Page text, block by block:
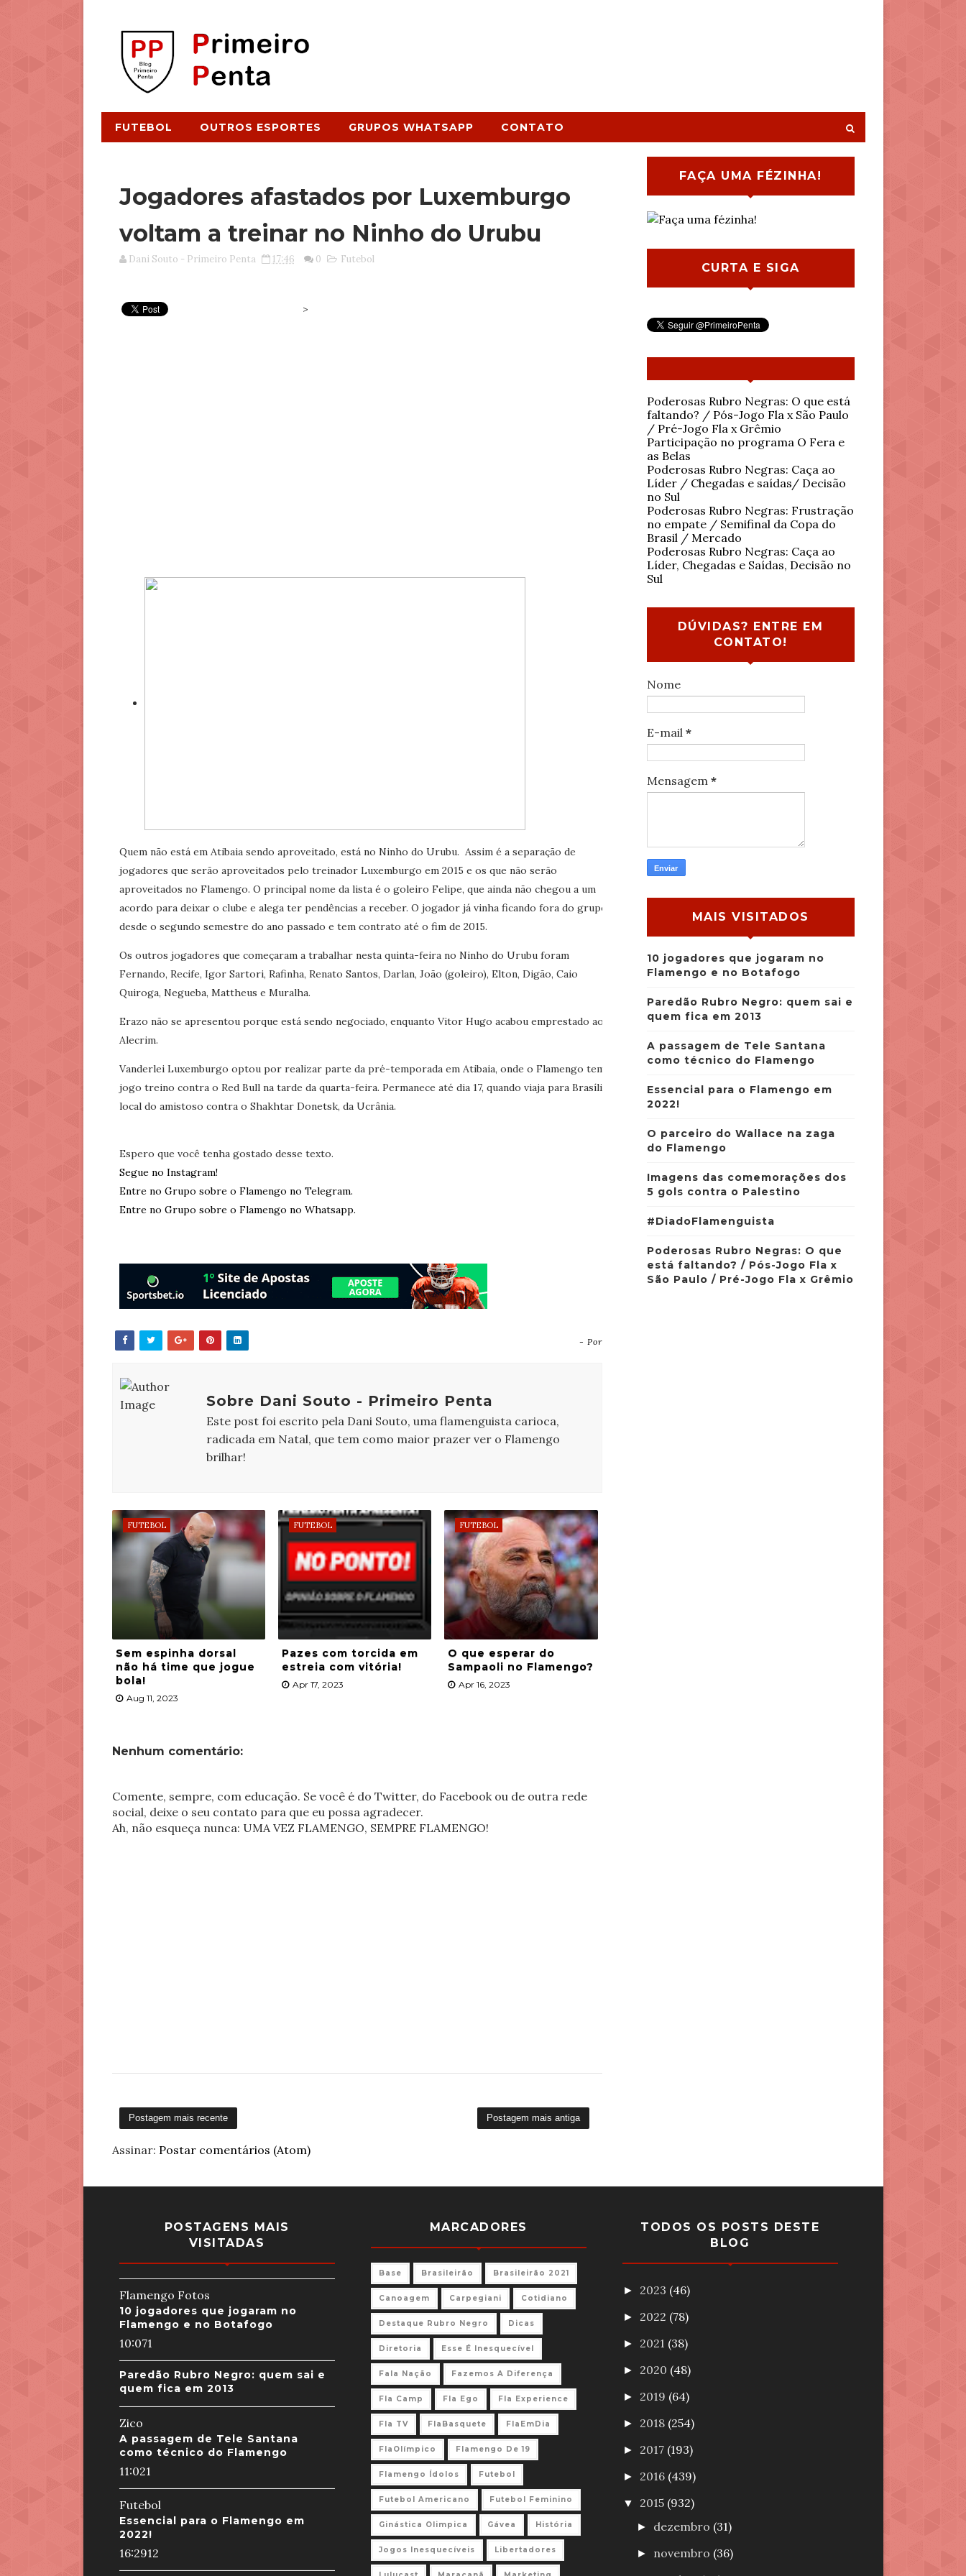
FUTEBOL OUTROS ESPORTES GRUPOS WHATSAPP CONTATO
Jogadores afastados por Luxemburgo
voltam a treinar no Ninho do Urubu
Dani Souto - Primeiro Penta 17:46 0 Futebol
>
Quem não está em Atibaia sendo aproveitado, está no Ninho do Urubu. Assim é a separação de
jogadores que serão aproveitados pelo treinador Luxemburgo em 2015 e os que não serão
aproveitados no Flamengo. O principal nome da lista é o goleiro Felipe, que ainda não chegou a um
acordo para deixar o clube e alega ter pendências a receber. O jogador já vinha ficando fora do grupo
desde o segundo semestre do ano passado e tem contrato até o fim de 2015.
Os outros jogadores que começaram a trabalhar nesta quinta-feira no Ninho do Urubu foram
Fernando, Recife, Igor Sartori, Rafinha, Renato Santos, Darlan, João (goleiro), Elton, Digão, Caio
Quiroga, Negueba, Mattheus e Muralha.
Erazo não se apresentou porque está sendo negociado, enquanto Vitor Hugo acabou emprestado ao
Alecrim.
Vanderlei Luxemburgo optou por realizar parte da pré-temporada em Atibaia, onde o Flamengo tem
jogo treino contra o Red Bull na tarde da quarta-feira. Permanece até dia 17, quando viaja para Brasília,
local do amistoso contra o Shakhtar Donetsk, da Ucrânia.
Espero que você tenha gostado desse texto.
Segue no Instagram!
Entre no Grupo sobre o Flamengo no Telegram.
Entre no Grupo sobre o Flamengo no Whatsapp.
- Por
Sobre Dani Souto - Primeiro Penta
Este post foi escrito pela Dani Souto, uma flamenguista carioca,
radicada em Natal, que tem como maior prazer ver o Flamengo
brilhar!
FUTEBOL
Sem espinha dorsal
não há time que jogue
bola!
Aug 11, 2023
FUTEBOL
Pazes com torcida em
estreia com vitória!
Apr 17, 2023
FUTEBOL
O que esperar do
Sampaoli no Flamengo?
Apr 16, 2023
Nenhum comentário:
Comente, sempre, com educação. Se você é do Twitter, do Facebook ou de outra rede
social, deixe o seu contato para que eu possa agradecer.
Ah, não esqueça nunca: UMA VEZ FLAMENGO, SEMPRE FLAMENGO!
Postagem mais recente Postagem mais antiga
Assinar: Postar comentários (Atom)
FAÇA UMA FÉZINHA!
CURTA E SIGA
Poderosas Rubro Negras: O que está
faltando? / Pós-Jogo Fla x São Paulo
/ Pré-Jogo Fla x Grêmio
Participação no programa O Fera e
as Belas
Poderosas Rubro Negras: Caça ao
Líder / Chegadas e saídas/ Decisão
no Sul
Poderosas Rubro Negras: Frustração
no empate / Semifinal da Copa do
Brasil / Mercado
Poderosas Rubro Negras: Caça ao
Líder, Chegadas e Saídas, Decisão no
Sul
DÚVIDAS? ENTRE EM
CONTATO!
Nome
E-mail *
Mensagem *
MAIS VISITADOS
10 jogadores que jogaram no
Flamengo e no Botafogo
Paredão Rubro Negro: quem sai e
quem fica em 2013
A passagem de Tele Santana
como técnico do Flamengo
Essencial para o Flamengo em
2022!
O parceiro do Wallace na zaga
do Flamengo
Imagens das comemorações dos
5 gols contra o Palestino
#DiadoFlamenguista
Poderosas Rubro Negras: O que
está faltando? / Pós-Jogo Fla x
São Paulo / Pré-Jogo Fla x Grêmio
POSTAGENS MAIS
VISITADAS
Flamengo Fotos
10 jogadores que jogaram no
Flamengo e no Botafogo
10:071
Paredão Rubro Negro: quem sai e
quem fica em 2013
Zico
A passagem de Tele Santana
como técnico do Flamengo
11:021
Futebol
Essencial para o Flamengo em
2022!
16:2912
MARCADORES
Base Brasileirão Brasileirão 2021
Canoagem Carpegiani Cotidiano
Destaque Rubro Negro Dicas
Diretoria Esse É Inesquecível
Fala Nação Fazemos A Diferença
Fla Camp Fla Ego Fla Experience
Fla TV FlaBasquete FlaEmDia
FlaOlímpico Flamengo De 19
Flamengo Ídolos Futebol
Futebol Americano Futebol Feminino
Ginástica Olimpica Gávea História
Jogos Inesquecíveis Libertadores
TODOS OS POSTS DESTE
BLOG
► 2023 (46)
► 2022 (78)
► 2021 (38)
► 2020 (48)
► 2019 (64)
► 2018 (254)
► 2017 (193)
► 2016 (439)
▼ 2015 (932)
► dezembro (31)
► novembro (36)